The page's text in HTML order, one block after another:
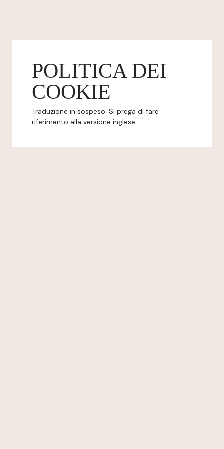
POLITICA DEI
COOKIE
Traduzione in sospeso. Si prega di fare
riferimento alla versione inglese.